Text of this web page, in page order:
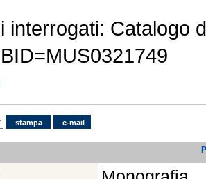
interrogati: Catalogo
stampa e-mail